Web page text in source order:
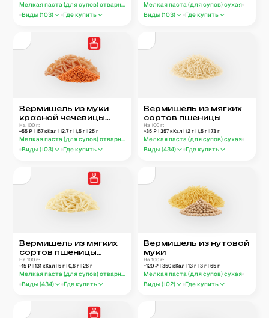
Мелкая паста (для супов) отварная
Виды (103) Где купить
Мелкая паста (для супов) сухая
Виды (103) Где купить
Вермишель из муки
красной чечевицы
отварная
На 100 г:
~55 ₽| 157кКал| 12,7г| 1,5 г| 25 г
Мелкая паста (для супов) отварная
Виды (103) Где купить
Вермишель из мягких
сортов пшеницы
На 100 г:
~35 ₽ | 357кКал | 12 г | 1,5 г | 73 г
Мелкая паста (для супов) сухая
Виды (434) Где купить
Вермишель из мягких
сортов пшеницы
отварная
На 100 г:
~15 ₽| 131 кКал| 5 г| 0,6 г| 26 г
Мелкая паста (для супов) отварная
Виды (434) Где купить
Вермишель из нутовой
муки
На 100 г:
~120 ₽ | 350 кКал | 13 г | 3 г | 65 г
Мелкая паста (для супов) сухая
Виды (102) Где купить